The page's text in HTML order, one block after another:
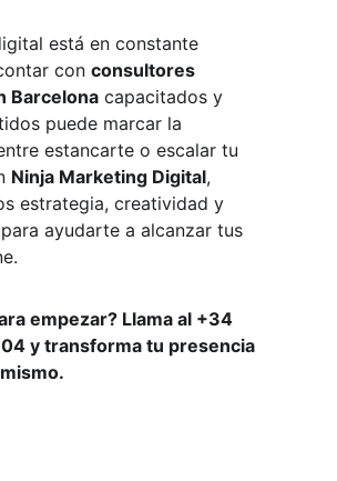
está en constante
con consultores
Barcelona capacitados y
puede marcar la
estancarte o escalar tu
Ninja Marketing Digital,
estrategia, creatividad y
ayudarte a alcanzar tus
empezar? Llama al +34
y transforma tu presencia